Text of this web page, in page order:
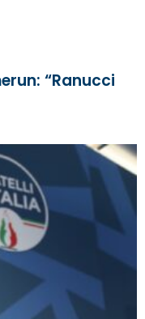
“Ranucci